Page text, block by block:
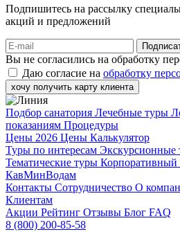
Подпишитесь на рассылку
акций и предложений
Вы не согласились на обработку
Даю согласие на обработку
хочу получить карту клиента
Подбор санатория Лечебные туры
показаниям Процедуры
Цены 2026 Цены Калькулятор
Туры по интересам Экскурсионные
Тематические туры Корпоративный
КавМинВодам
Контакты Сотрудничество О
Клиентам
Акции Рейтинг Отзывы Блог FAQ
8 (800) 200-85-58